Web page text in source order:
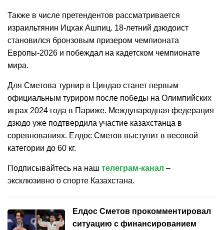
Также в числе претендентов рассматривается
израильтянин Ицхак Ашпиц. 18-летний дзюдоист
становился бронзовым призером чемпионата
Европы-2026 и побеждал на кадетском чемпионате
мира.
Для Сметова турнир в Циндао станет первым
официальным туриром после победы на Олимпийских
играх 2024 года в Париже. Международная федерация
дзюдо уже подтвердила участие казахстанца в
соревнованиях. Елдос Сметов выступит в весовой
категории до 60 кг.
Подписывайтесь на наш телеграм-канал –
эксклюзивно о спорте Казахстана.
Елдос Сметов прокомментировал
ситуацию с финансированием